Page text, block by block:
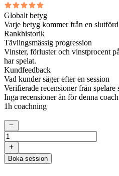
Globalt betyg
Varje betyg kommer från en
Rankhistorik
Tävlingsmässig progression
Vinster, förluster och vinstprocent
har spelat.
Kundfeedback
Vad kunder säger efter en session
Verifierade recensioner från spelare
Inga recensioner än för denna
1h coachning
Boka session